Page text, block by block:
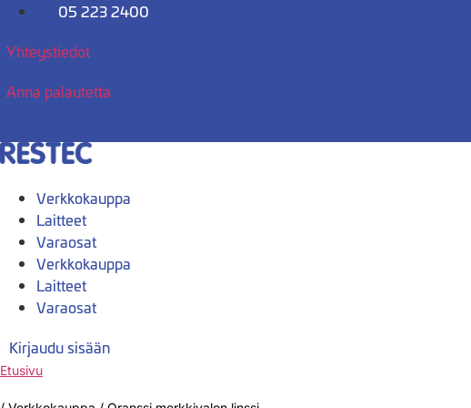
Mene
05 223 2400
Yhteystiedot
Anna palautetta
Verkkokauppa
Laitteet
Varaosat
Verkkokauppa
Laitteet
Varaosat
Kirjaudu sisään
Etusivu